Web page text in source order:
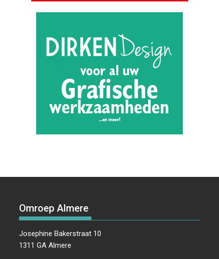
Omroep Almere
Josephine Bakerstraat 10
1311 GA Almere